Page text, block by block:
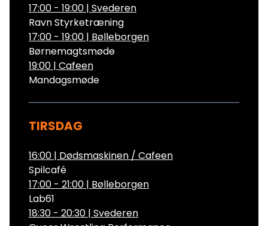
17:00 - 19:00 | Svederen
Ravn Styrketræning
17:00 - 19:00 | Bølleborgen
Børnemagtsmøde
19:00 | Cafeen
Mandagsmøde
TIRSDAG
16:00 | Dødsmaskinen / Cafeen
Spilcafé
17:00 - 21:00 | Bølleborgen
Lab61
18:30 - 20:30 | Svederen